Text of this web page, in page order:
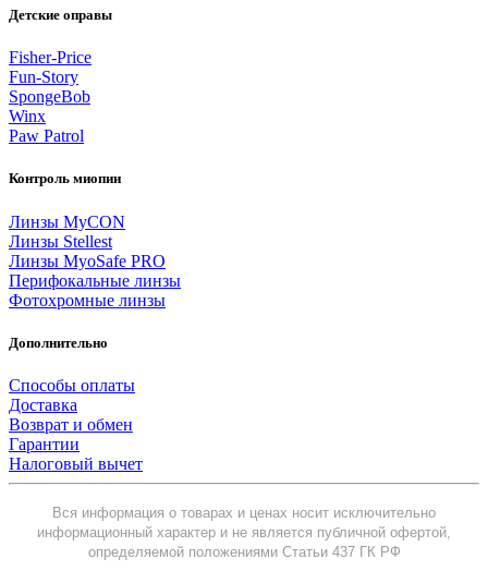
Детские оправы
Fisher-Price
Fun-Story
SpongeBob
Winx
Paw Patrol
Контроль миопии
Линзы MyCON
Линзы Stellest
Линзы MyoSafe PRO
Перифокальные линзы
Фотохромные линзы
Дополнительно
Способы оплаты
Доставка
Возврат и обмен
Гарантии
Налоговый вычет
Вся информация о товарах и ценах носит исключительно
информационный характер и не является публичной офертой,
определяемой положениями Статьи 437 ГК РФ